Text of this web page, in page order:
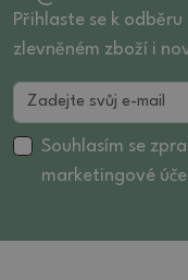
Přihlaste se k
zlevněném zboží i
Souhlasím se
marketingové